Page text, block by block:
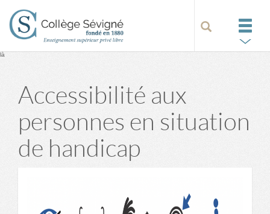
là
Accessibilité aux
personnes en situation
de handicap